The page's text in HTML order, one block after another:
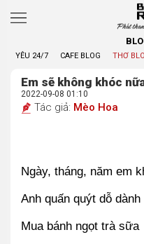
Phát
YÊU 24/7 CAFE BLOG THƠ
Em sẽ không khóc
2022-09-08 01:10
Tác giả: Mèo Hoa
Ngày, tháng, năm em
Anh quấn quýt dỗ dành
Mua bánh ngọt trà sữa